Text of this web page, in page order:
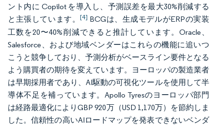
ント内に Copilot を導入し、予測誤差を最大30%削減する
と主張しています。[4] BCGは、生成モデルがERPの実装
工数を20〜40%削減できると推計しています。Oracle、
Salesforce、および地域ベンダーはこれらの機能に追いつ
こうと競争しており、予測分析がベースライン要件となる
よう購買者の期待を変えています。ヨーロッパの製造業者
は早期採用者であり、AI駆動の可視化ツールを使用して半
導体不足を補っています。Apollo Tyresのヨーロッパ部門
は経路最適化によりGBP 920万（USD 1,170万）を節約しま
した。信頼性の高いAIロードマップを発表できないベンダ